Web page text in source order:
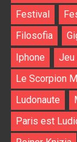
Festival
Filosofia
Iphone
Jeu
Le Scorpion
Ludonaute
Paris est